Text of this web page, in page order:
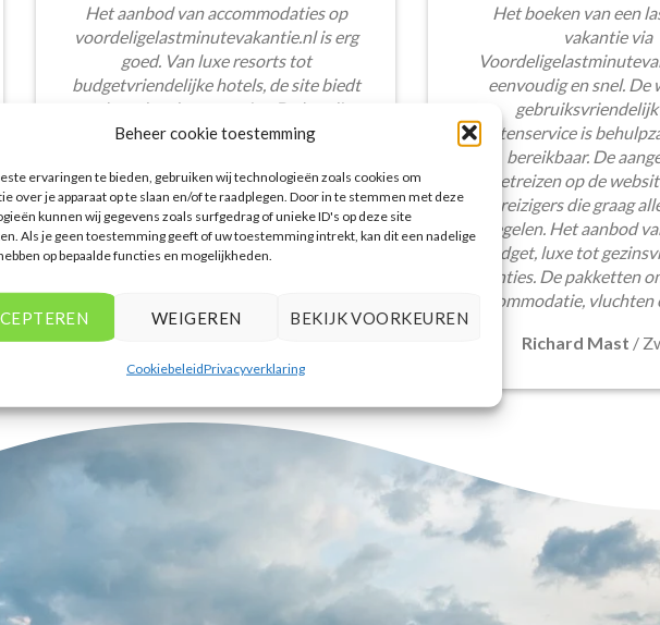
Beheer cookie toestemming
ervaringen te bieden, gebruiken wij technologieën zoals cookies om
over je apparaat op te slaan en/of te raadplegen. Door in te stemmen met deze
kunnen wij gegevens zoals surfgedrag of unieke ID's op deze site
Als je geen toestemming geeft of uw toestemming intrekt, kan dit een nadelige
op bepaalde functies en mogelijkheden.
WEIGEREN BEKIJK VOORKEUREN
CookiebeleidPrivacyverklaring
Het aanbod van accommodaties op
voordeligelastminutevakantie.nl is erg
goed. Van luxe resorts tot
budgetvriendelijke hotels, de site biedt
een breed scala aan opties. De handige
zoekfilters maakten het eenvoudig om
aansluiten bij mijn voorkeuren en
budget.
Tim Beukers/Tilburg
Het boeken van een
vakantie via
eenvoudig en snel. De
gebruiksvriendelijk
klantenservice is
bereikbaar. De
pakketreizen op de
voor reizigers die graag
regelen. Het aanbod
budget, luxe tot
vakanties. De pakketten
accommodatie,
Richard Mast /